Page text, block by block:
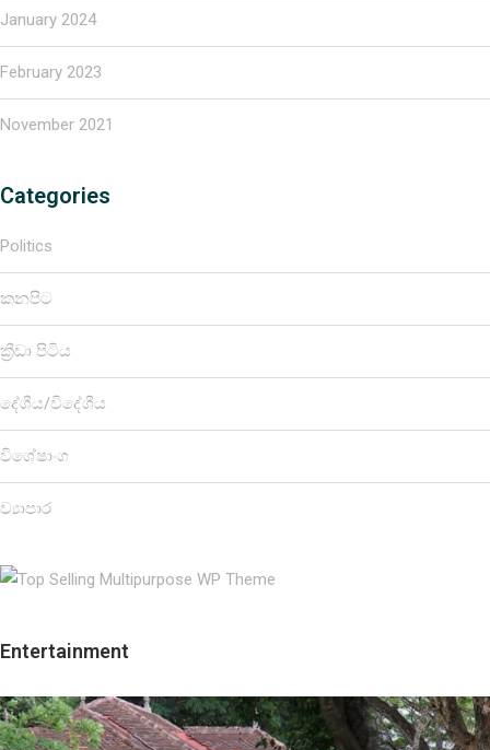
January 2024
February 2023
November 2021
Categories
Politics
කනපිට
ක්‍රීඩා පිටිය
දේශීය/විදේශීය
විශේෂාංග
ව්‍යාපාර
Entertainment